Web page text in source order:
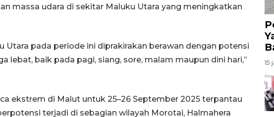
massa udara di sekitar Maluku Utara yang meningkatkan
Utara pada periode ini diprakirakan berawan dengan potensi
lebat, baik pada pagi, siang, sore, malam maupun dini hari,”
ekstrem di Malut untuk 25–26 September 2025 terpantau
terjadi di sebagian wilayah Morotai, Halmahera
15